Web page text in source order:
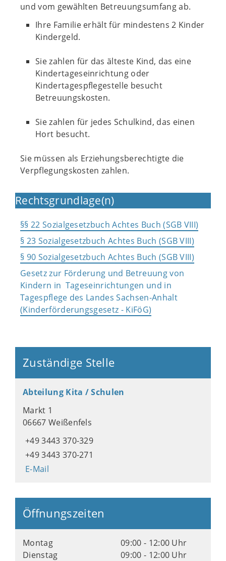
und vom gewählten Betreuungsumfang ab.
Ihre Familie erhält für mindestens 2 Kinder
Kindergeld.
Sie zahlen für das älteste Kind, das eine
Kindertageseinrichtung oder
Kindertagespflegestelle besucht
Betreuungskosten.
Sie zahlen für jedes Schulkind, das einen
Hort besucht.
Sie müssen als Erziehungsberechtigte die
Verpflegungskosten zahlen.
Rechtsgrundlage(n)
§§ 22 Sozialgesetzbuch Achtes Buch (SGB VIII)
§ 23 Sozialgesetzbuch Achtes Buch (SGB VIII)
§ 90 Sozialgesetzbuch Achtes Buch (SGB VIII)
Gesetz zur Förderung und Betreuung von
Kindern in Tageseinrichtungen und in
Tagespflege des Landes Sachsen-Anhalt
(Kinderförderungsgesetz - KiFöG)
Zuständige Stelle
Abteilung Kita / Schulen
Markt 1
06667 Weißenfels
+49 3443 370-329
+49 3443 370-271
E-Mail
Öffnungszeiten
Montag
09:00 - 12:00 Uhr
Dienstag
09:00 - 12:00 Uhr